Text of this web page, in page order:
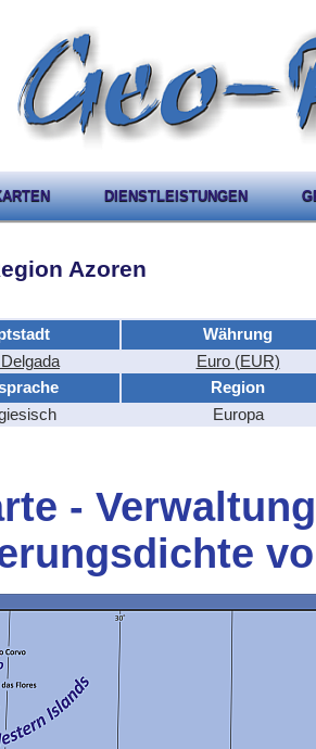
DIENSTLEISTUNGEN
Azoren
Währung
Euro (EUR)
Region
Europa
-